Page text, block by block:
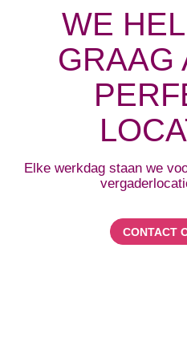
WE
GRAAG
Elke werkdag staan we
CONTACT